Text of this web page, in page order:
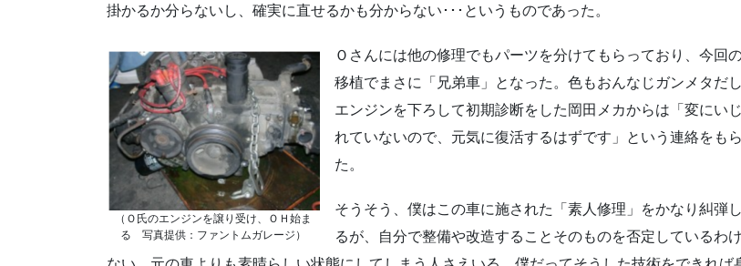
掛かるか分らないし、確実に直せるかも分からない･･･というものであった。
（Ｏ氏のエンジンを譲り受け、ＯＨ始ま
る 写真提供：ファントムガレージ）
Ｏさんには他の修理でもパーツを分けてもらっており、今回
移植でまさに「兄弟車」となった。色もおんなじガンメタだし
エンジンを下ろして初期診断をした岡田メカからは「変にい
れていないので、元気に復活するはずです」という連絡をも
た。
そうそう、僕はこの車に施された「素人修理」をかなり糾弾
るが、自分で整備や改造することそのものを否定しているわ